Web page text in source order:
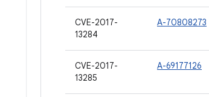
CVE-2017-
13284
A-70808273
CVE-2017-
13285
A-69177126